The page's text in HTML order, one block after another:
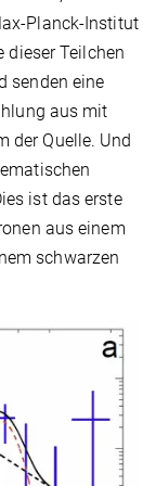
Planck-Institut
dieser Teilchen
senden eine
aus mit
der Quelle. Und
ist das erste
aus einem
schwarzen